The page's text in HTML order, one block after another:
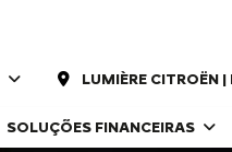
LUMIÈRE CITROËN
SOLUÇÕES FINANCEIRAS